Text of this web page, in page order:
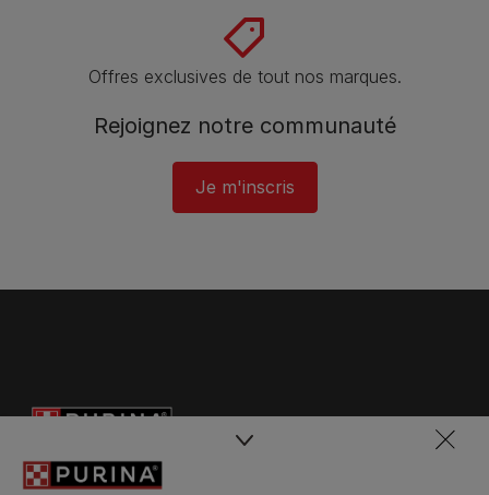
Offres exclusives de tout nos marques.
Rejoignez notre communauté
Je m'inscris